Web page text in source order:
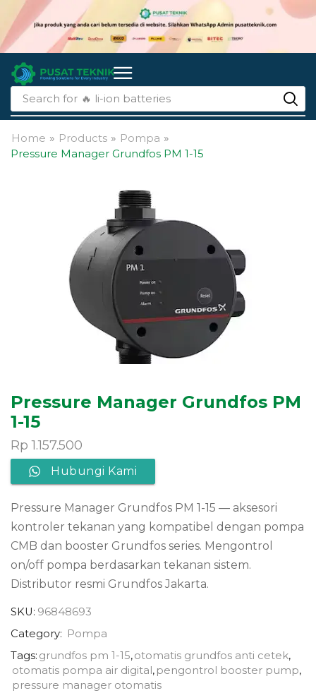
Search for 🔥 li-ion batteries
Home » Products » Pompa »
Pressure Manager Grundfos PM 1-15
Pressure Manager Grundfos PM
1-15
Rp 1.157.500
Hubungi Kami
Pressure Manager Grundfos PM 1-15 — aksesori
kontroler tekanan yang kompatibel dengan pompa
CMB dan booster Grundfos series. Mengontrol
on/off pompa berdasarkan tekanan sistem.
Distributor resmi Grundfos Jakarta.
SKU: 96848693
Category: Pompa
Tags: grundfos pm 1-15,otomatis grundfos anti cetek,
otomatis pompa air digital,pengontrol booster pump,
pressure manager otomatis